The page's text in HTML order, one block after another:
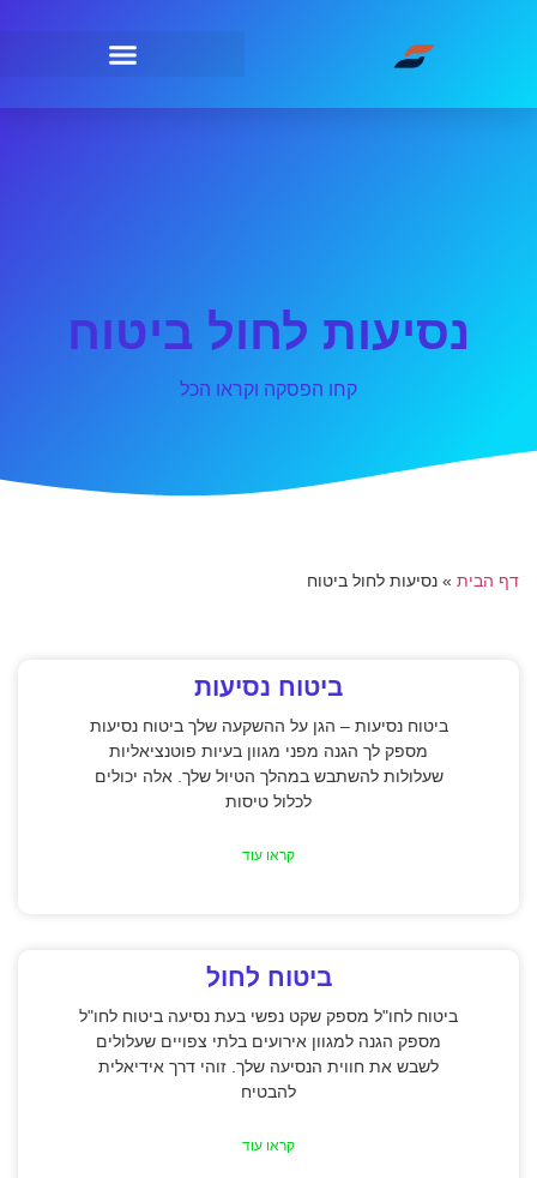
נסיעות לחול ביטוח
קחו הפסקה וקראו הכל
דף הבית » נסיעות לחול ביטוח
ביטוח נסיעות
ביטוח נסיעות – הגן על ההשקעה שלך ביטוח נסיעות
מספק לך הגנה מפני מגוון בעיות פוטנציאליות
שעלולות להשתבש במהלך הטיול שלך. אלה יכולים
לכלול טיסות
קראו עוד
ביטוח לחול
ביטוח לחו"ל מספק שקט נפשי בעת נסיעה ביטוח לחו"ל
מספק הגנה למגוון אירועים בלתי צפויים שעלולים
לשבש את חווית הנסיעה שלך. זוהי דרך אידיאלית
להבטיח
קראו עוד